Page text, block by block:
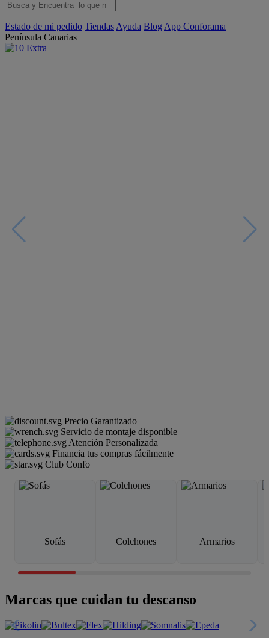
Estado de mi pedido Tiendas Ayuda Blog App Conforama
Península Canarias
Precio Garantizado
Servicio de montaje disponible
Atención Personalizada
Financia tus compras fácilmente
Club Confo
Sofás Colchones Armarios
Marcas que cuidan tu descanso